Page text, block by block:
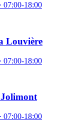
· 07:00-18:00
Louvière
· 07:00-18:00
· 07:00-18:00